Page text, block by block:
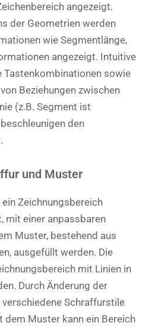
angezeigt.
der Geometrien werden
wie Segmentlänge,
angezeigt. Intuitive
Tastenkombinationen sowie
Beziehungen zwischen
(z.B. Segment ist
den
und Muster
ein Zeichnungsbereich
mit einer anpassbaren
Muster, bestehend aus
ausgefüllt werden. Die
mit Linien in
Durch Änderung der
Schraffurstile
dem Muster kann ein Bereich